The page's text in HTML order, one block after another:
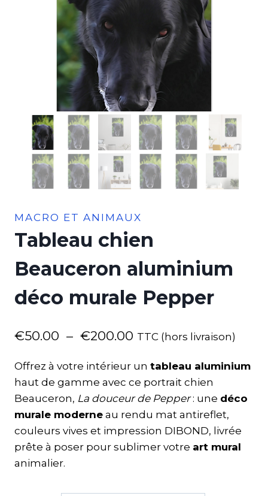
MACRO ET ANIMAUX
Tableau chien
Beauceron aluminium
déco murale Pepper
€50.00 – €200.00 TTC (hors livraison)
Offrez à votre intérieur un tableau aluminium
haut de gamme avec ce portrait chien
Beauceron, La douceur de Pepper: une déco
murale moderne au rendu mat antireflet,
couleurs vives et impression DIBOND, livrée
prête à poser pour sublimer votre art mural
animalier.